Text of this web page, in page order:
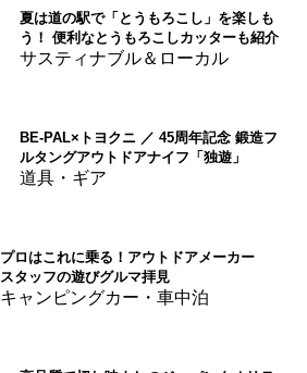
夏は道の駅で「とうもろこし」を楽しも
う！ 便利なとうもろこしカッターも紹介
サスティナブル＆ローカル
BE-PAL×トヨクニ ／ 45周年記念 鍛造フ
ルタングアウトドアナイフ「独遊」
道具・ギア
プロはこれに乗る！アウトドアメーカー
スタッフの遊びグルマ拝見
キャンピングカー・車中泊